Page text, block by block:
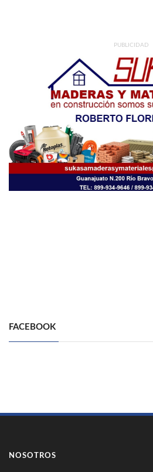
PUBLICIDAD
FACEBOOK
NOSOTROS